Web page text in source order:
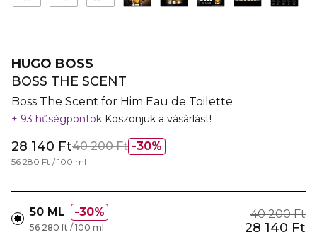
HUGO BOSS
BOSS THE SCENT
Boss The Scent for Him Eau de Toilette
93 hűségpontok Köszönjük a vásárlást!
30%
28 140 Ft40 200 Ft
56 280 Ft / 100 ml
50 ML 30% 40 200 Ft
28 140 Ft
56 280 ft / 100 ml